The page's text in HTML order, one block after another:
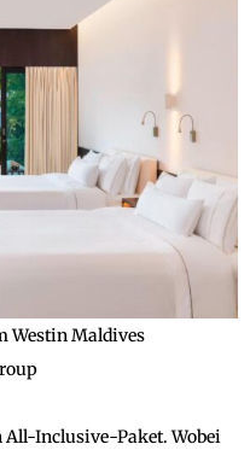
Westin Maldives
All-Inclusive-Paket. Wobei